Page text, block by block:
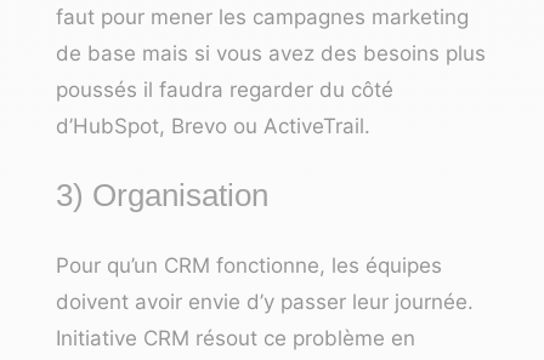
faut pour mener les campagnes marketing
de base mais si vous avez des besoins plus
poussés il faudra regarder du côté
d’HubSpot, Brevo ou ActiveTrail.
3) Organisation
Pour qu’un CRM fonctionne, les équipes
doivent avoir envie d’y passer leur journée.
Initiative CRM résout ce problème en